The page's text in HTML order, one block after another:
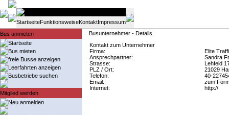
StartseiteFunktionsweiseKontaktImpressum
Bus anmieten
Startseite
Bus mieten
freie Busse anzeigen
Leerfahrten anzeigen
Busbetriebe suchen
Mitglied werden
Neu anmelden
Busunternehmer - Details
Kontakt zum Unternehmer
Firma:
Elite
Ansprechpartner:
Sandra
Strasse:
Lehfeld
PLZ / Ort:
21029
Telefon:
40-
Email:
zum
Internet:
http://